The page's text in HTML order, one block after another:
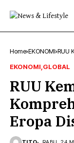
Home EKONOMI RUU
EKONOMI GLOBAL
RUU
Eropa